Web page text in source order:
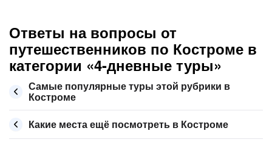
Ответы на вопросы от
путешественников по Костроме в
категории «4-дневные туры»
Самые популярные туры этой рубрики в
Костроме
Какие места ещё посмотреть в Костроме